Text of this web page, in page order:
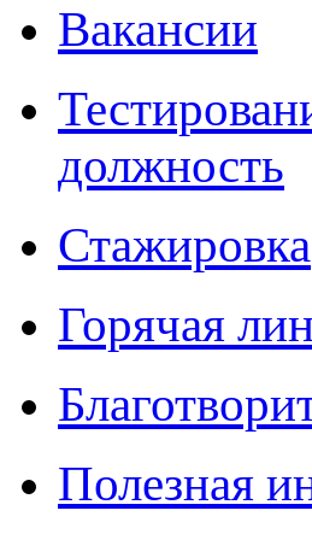
Вакансии
должность
Стажировка
Горячая
Полезная